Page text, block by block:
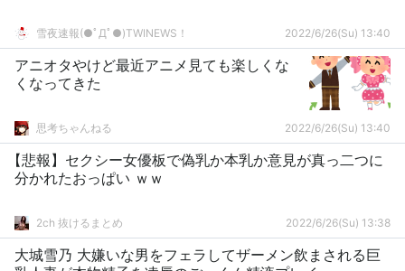
雪夜速報(●ﾟДﾟ●)TWINEWS！ 2022/6/26(Su) 13:40
アニオタやけど最近アニメ見ても楽しくな
くなってきた
思考ちゃんねる 2022/6/26(Su) 13:40
【悲報】セクシー女優板で偽乳か本乳か意見が真っ二つに
分かれたおっぱい ｗｗ
2ch 抜けるまとめ 2022/6/26(Su) 13:38
大城雪乃 大嫌いな男をフェラしてザーメン飲まされる巨